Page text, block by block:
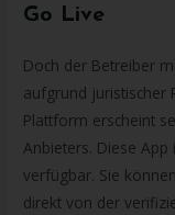
Go Live
Doch der Betreiber
aufgrund juristischer
Plattform erscheint
Anbieters. Diese
verfügbar. Sie
direkt von der